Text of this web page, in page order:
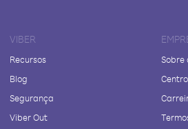
VIBER
Recursos
Blog
Segurança
Viber Out
Sobre